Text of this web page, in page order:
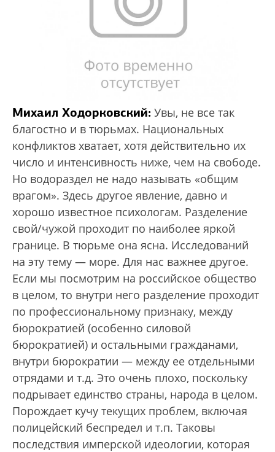
Михаил Ходорковский: Увы, не все так
благостно и в тюрьмах. Национальных
конфликтов хватает, хотя действительно их
число и интенсивность ниже, чем на свободе.
Но водораздел не надо называть «общим
врагом». Здесь другое явление, давно и
хорошо известное психологам. Разделение
свой/чужой проходит по наиболее яркой
границе. В тюрьме она ясна. Исследований
на эту тему — море. Для нас важнее другое.
Если мы посмотрим на российское общество
в целом, то внутри него разделение проходит
по профессиональному признаку, между
бюрократией (особенно силовой
бюрократией) и остальными гражданами,
внутри бюрократии — между ее отдельными
отрядами и т.д. Это очень плохо, поскольку
подрывает единство страны, народа в целом.
Порождает кучу текущих проблем, включая
полицейский беспредел и т.п. Таковы
последствия имперской идеологии, которая